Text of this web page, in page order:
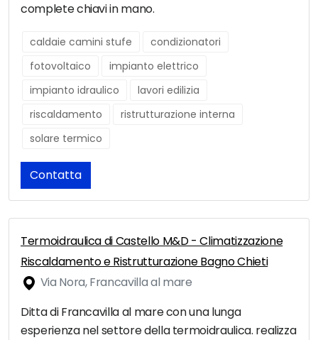
complete chiavi in mano.
caldaie camini stufe
condizionatori
fotovoltaico
impianto elettrico
impianto idraulico
lavori edilizia
riscaldamento
ristrutturazione interna
solare termico
Contatta
Termoidraulica di Castello M&D - Climatizzazione
Riscaldamento e Ristrutturazione Bagno Chieti
Via Nora, Francavilla al mare
Ditta di Francavilla al mare con una lunga
esperienza nel settore della termoidraulica. realizza